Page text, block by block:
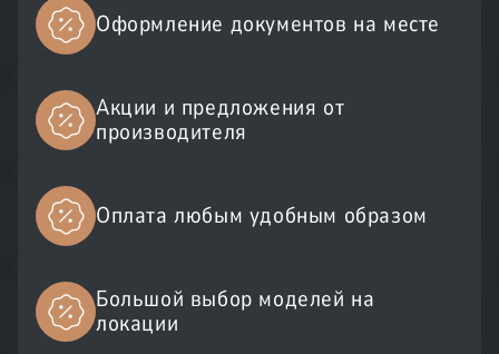
Оформление документов на месте
Акции и предложения от
производителя
Оплата любым удобным образом
Большой выбор моделей на
локации